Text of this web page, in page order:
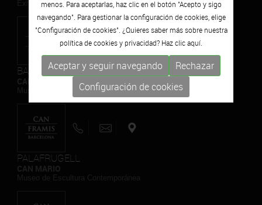
Exhibiciones temporales Arte Contemporáneo
BARCELONA
Museo de Pintura Contemporánea
PALAFRUGELL
menos. Para aceptarlas, haz clic en el botón "Acepto y sigo
navegando". Para gestionar la configuración de cookies, elige
"Configuración de cookies". ¿Quieres saber más sobre nuestra
política de cookies y privacidad? Haz clicaquí.
Aceptar y seguir navegando
Rechazar
Configuración de cookies